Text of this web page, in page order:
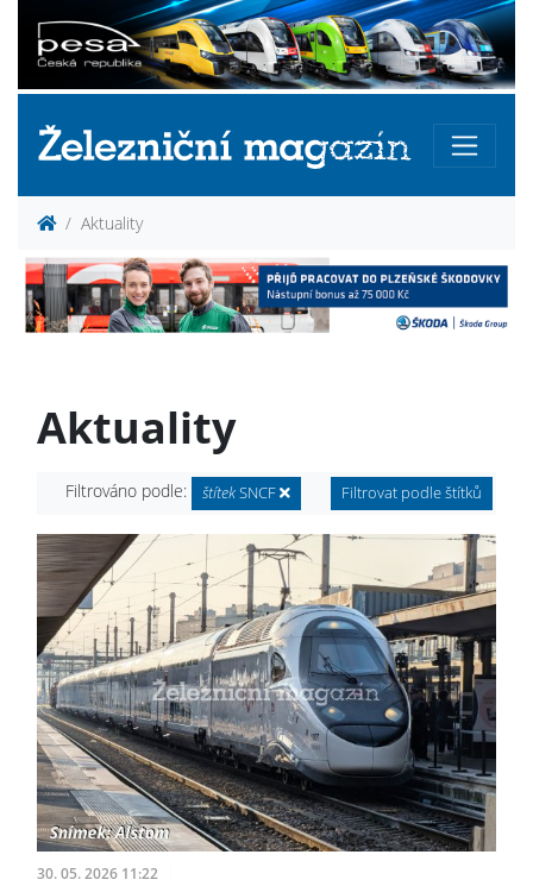
Aktuality
Aktuality
Filtrováno podle: štítekSNCF Filtrovat podle štítků
30. 05. 2026 11:22